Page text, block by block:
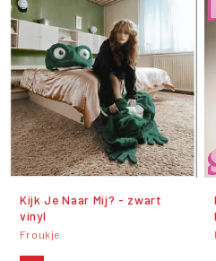
Kijk Je Naar Mij? - zwart
vinyl
Froukje